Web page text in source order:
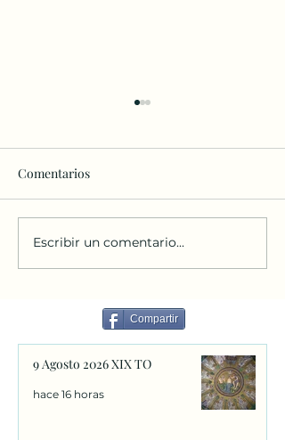
Carta de Fray León de Asís
a los jóvenes.
Comentarios
Escribir un comentario...
Compartir
9 Agosto 2026 XIX TO
hace 16 horas